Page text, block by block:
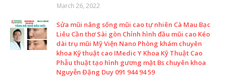
March 26, 2022
Sửa mũi nâng sống mũi cao tự nhiên Cà Mau Bạc
Liêu Cần thơ Sài gòn Chỉnh hình đầu mũi cao Kéo
dài trụ mũi Mỹ Viện Nano Phòng khám chuyên
khoa Kỹ thuật cao IMedic Y Khoa Kỹ Thuật Cao
Phẫu thuật tạo hình gương mặt Bs chuyên khoa
Nguyễn Đặng Duy 091 944 94 59